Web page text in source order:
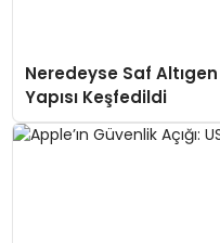
Neredeyse Saf
Yapısı Keşfedildi